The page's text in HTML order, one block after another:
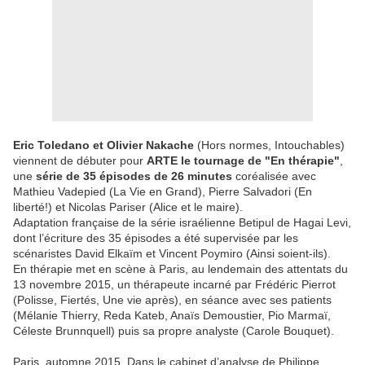
Eric Toledano et Olivier Nakache (Hors normes, Intouchables)
viennent de débuter pour ARTE le tournage de "En thérapie"
une série de 35 épisodes de 26 minutes coréalisée avec
Mathieu Vadepied (La Vie en Grand), Pierre Salvadori (En
liberté!) et Nicolas Pariser (Alice et le maire).
Adaptation française de la série israélienne Betipul de Hagai Levi,
dont l’écriture des 35 épisodes a été supervisée par les
scénaristes David Elkaïm et Vincent Poymiro (Ainsi soient-ils).
En thérapie met en scène à Paris, au lendemain des attentats du
13 novembre 2015, un thérapeute incarné par Frédéric Pierrot
(Polisse, Fiertés, Une vie après), en séance avec ses patients
(Mélanie Thierry, Reda Kateb, Anaïs Demoustier, Pio Marmaï,
Céleste Brunnquell) puis sa propre analyste (Carole Bouquet).
Paris, automne 2015. Dans le cabinet d’analyse de Philippe